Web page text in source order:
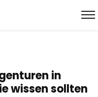
in
wissen sollten